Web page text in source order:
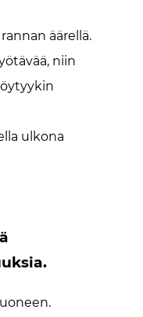
äärellä.
niin
ulkona